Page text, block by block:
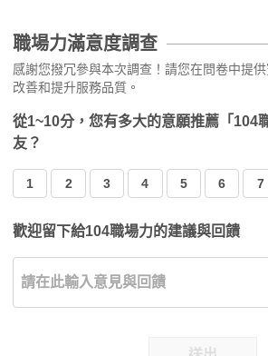
職場力滿意度調查
感謝您撥冗參與本次調查！請您在問卷中提
改善和提升服務品質。
從1~10分，您有多大的意願推薦「104
友？
1 2 3 4 5 6 7
歡迎留下給104職場力的建議與回饋